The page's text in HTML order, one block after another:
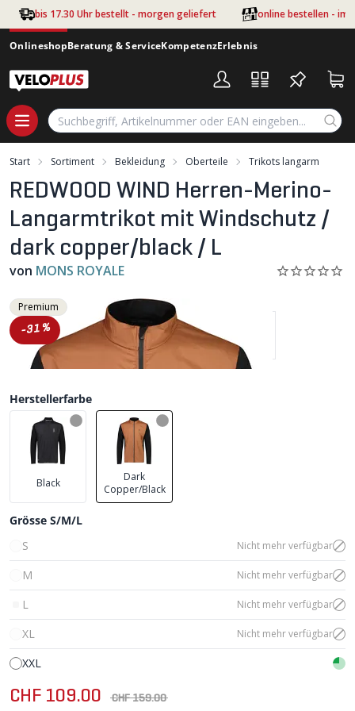
Zum Hauptinhalt springen
bis 17.30 Uhr bestellt - morgen geliefert online bestellen - im
OnlineshopBeratung & ServiceKompetenzErlebnis
Start Sortiment Bekleidung Oberteile Trikots langarm
REDWOOD WIND Herren-Merino-
Langarmtrikot mit Windschutz /
dark copper/black / L
von MONS ROYALE
Premium
-31%
Herstellerfarbe
Black
Dark
Copper/Black
Grösse S/M/L
S
Nicht mehr verfügbar
M Nicht mehr verfügbar
L Nicht mehr verfügbar
XL Nicht mehr verfügbar
XXL
CHF 109.00 CHF 159.00